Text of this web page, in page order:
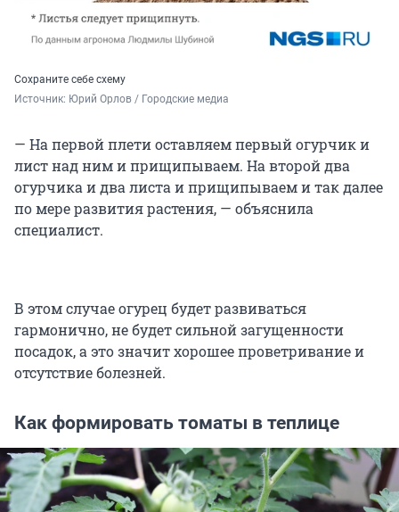
Сохраните себе схему
Источник: Юрий Орлов / Городские медиа
— На первой плети оставляем первый огурчик и
лист над ним и прищипываем. На второй два
огурчика и два листа и прищипываем и так далее
по мере развития растения, — объяснила
специалист.
В этом случае огурец будет развиваться
гармонично, не будет сильной загущенности
посадок, а это значит хорошее проветривание и
отсутствие болезней.
Как формировать томаты в теплице